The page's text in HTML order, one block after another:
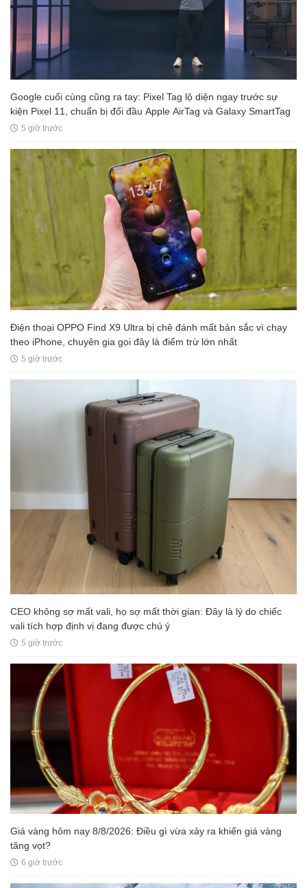
Google cuối cùng cũng ra tay: Pixel Tag lộ diện ngay trước sự
kiện Pixel 11, chuẩn bị đối đầu Apple AirTag và Galaxy SmartTag
5 giờ trước
Điện thoại OPPO Find X9 Ultra bị chê đánh mất bản sắc vì chạy
theo iPhone, chuyên gia gọi đây là điểm trừ lớn nhất
5 giờ trước
CEO không sợ mất vali, họ sợ mất thời gian: Đây là lý do chiếc
vali tích hợp định vị đang được chú ý
5 giờ trước
Giá vàng hôm nay 8/8/2026: Điều gì vừa xảy ra khiến giá vàng
tăng vọt?
6 giờ trước